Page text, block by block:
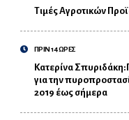
Τιμές Αγροτικών
ΠΡΙΝ 14 ΩΡΕΣ
Κατερίνα
για την
2019 έως σήμερα